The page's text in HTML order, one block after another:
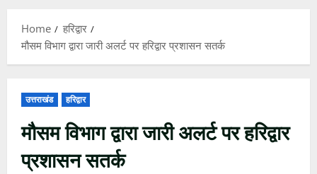
Home
हरिद्वार
मौसम विभाग द्वारा जारी अलर्ट पर हरिद्वार प्रशासन सतर्क
उत्तराखंड हरिद्वार
मौसम विभाग द्वारा जारी अलर्ट पर हरिद्वार
प्रशासन सतर्क